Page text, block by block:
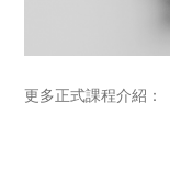
更多正式課程介紹：